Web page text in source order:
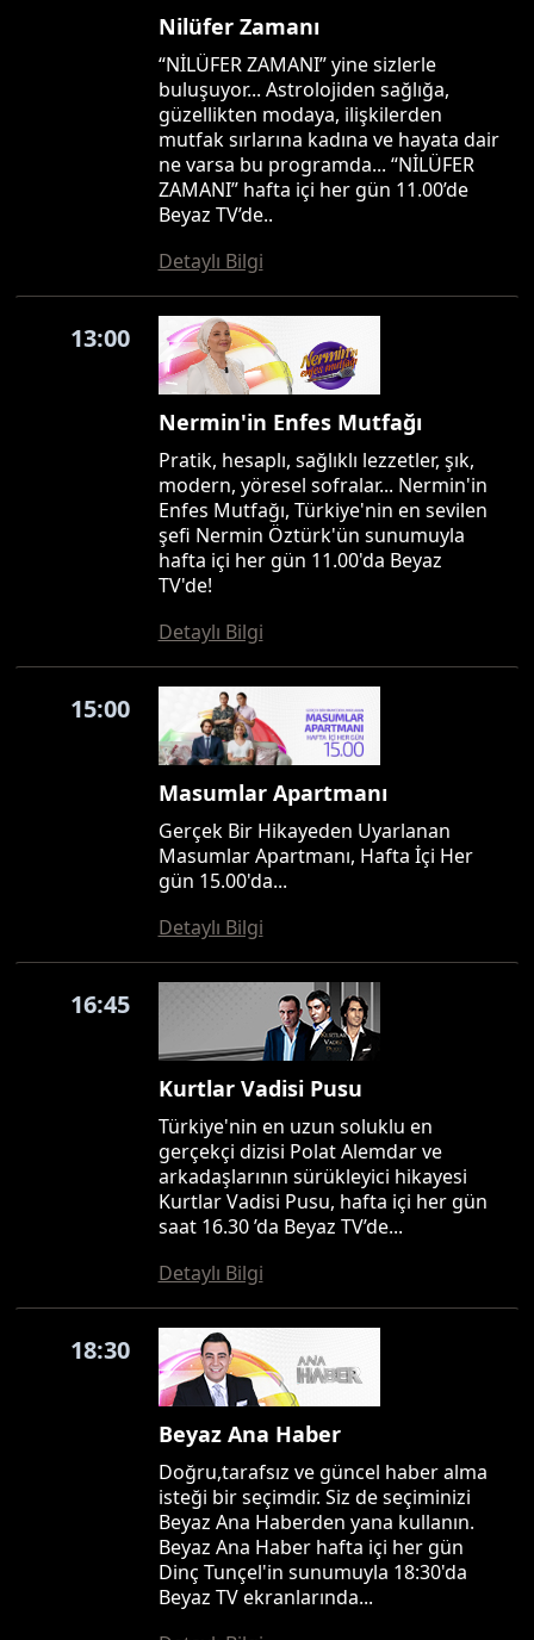
Nilüfer Zamanı
“NİLÜFER ZAMANI” yine sizlerle
buluşuyor... Astrolojiden sağlığa,
güzellikten modaya, ilişkilerden
mutfak sırlarına kadına ve hayata dair
ne varsa bu programda... “NİLÜFER
ZAMANI” hafta içi her gün 11.00’de
Beyaz TV’de..
Detaylı Bilgi
13:00
Nermin'in Enfes Mutfağı
Pratik, hesaplı, sağlıklı lezzetler, şık,
modern, yöresel sofralar... Nermin'in
Enfes Mutfağı, Türkiye'nin en sevilen
şefi Nermin Öztürk'ün sunumuyla
hafta içi her gün 11.00'da Beyaz
TV'de!
Detaylı Bilgi
15:00
Masumlar Apartmanı
Gerçek Bir Hikayeden Uyarlanan
Masumlar Apartmanı, Hafta İçi Her
gün 15.00'da...
Detaylı Bilgi
16:45
Kurtlar Vadisi Pusu
Türkiye'nin en uzun soluklu en
gerçekçi dizisi Polat Alemdar ve
arkadaşlarının sürükleyici hikayesi
Kurtlar Vadisi Pusu, hafta içi her gün
saat 16.30 ’da Beyaz TV’de...
Detaylı Bilgi
18:30
Beyaz Ana Haber
Doğru,tarafsız ve güncel haber alma
isteği bir seçimdir. Siz de seçiminizi
Beyaz Ana Haberden yana kullanın.
Beyaz Ana Haber hafta içi her gün
Dinç Tunçel'in sunumuyla 18:30'da
Beyaz TV ekranlarında...